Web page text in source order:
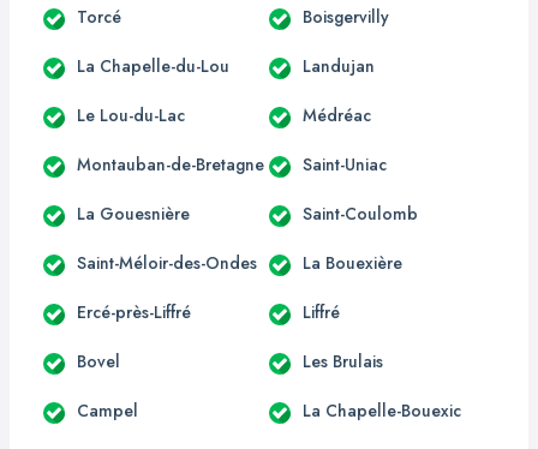
Torcé Boisgervilly
La Chapelle-du-Lou Landujan
Le Lou-du-Lac Médréac
Montauban-de-Bretagne Saint-Uniac
La Gouesnière Saint-Coulomb
Saint-Méloir-des-Ondes La Bouexière
Ercé-près-Liffré Liffré
Bovel Les Brulais
Campel La Chapelle-Bouexic